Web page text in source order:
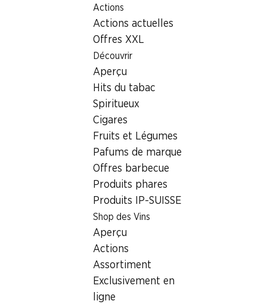
Actions
Actions actuelles
Offres XXL
Découvrir
Aperçu
Hits du tabac
Spiritueux
Cigares
Fruits et Légumes
Pafums de marque
Offres barbecue
Produits phares
Produits IP-SUISSE
Shop des Vins
Aperçu
Actions
Assortiment
Exclusivement en
ligne
Localisateur de succursales
Succursale Denner Weierweg 2, 5033 Buchs
5033 Buchs
Succursale Denner
Weierweg 2, 5033 Buchs
Heures d'ouverture